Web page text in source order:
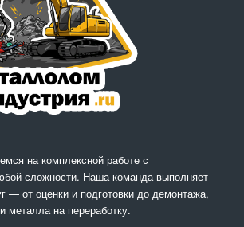
на комплексной работе с
сложности. Наша команда выполняет
— от оценки и подготовки до демонтажа,
металла на переработку.